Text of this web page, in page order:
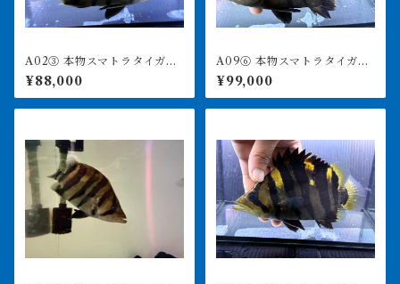
A02③ 本物スマトラタイガ
ー セミショート 17.5㎝前
後 イエロー
¥88,000
A09⑥ 本物スマトラタイガ
ー セミショート 18㎝前
後 イエロー
¥99,000